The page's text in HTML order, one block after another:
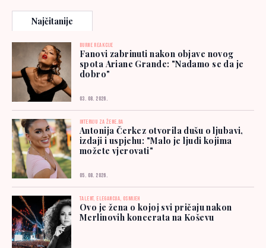
Najčitanije
BURNE REAKCIJE
Fanovi zabrinuti nakon objave novog
spota Ariane Grande: "Nadamo se da je
dobro"
03. 08. 2026.
INTERVJU ZA ŽENE.BA
Antonija Čerkez otvorila dušu o ljubavi,
izdaji i uspjehu: "Malo je ljudi kojima
možete vjerovati"
05. 08. 2026.
TALENT, ELEGANCIJA, OSMIJEH
Ovo je žena o kojoj svi pričaju nakon
Merlinovih koncerata na Koševu